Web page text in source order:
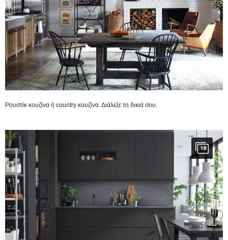
Ρουστίκ κουζίνα ή country κουζίνα. Διάλεξε τη δικιά σου.
18